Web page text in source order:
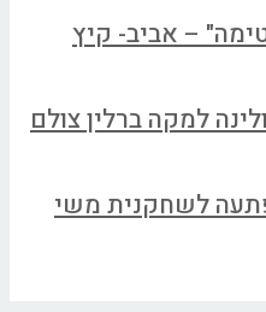
– אביב- קיץ
של קרולינה למקה ברלין צולם
לשחקנית משי